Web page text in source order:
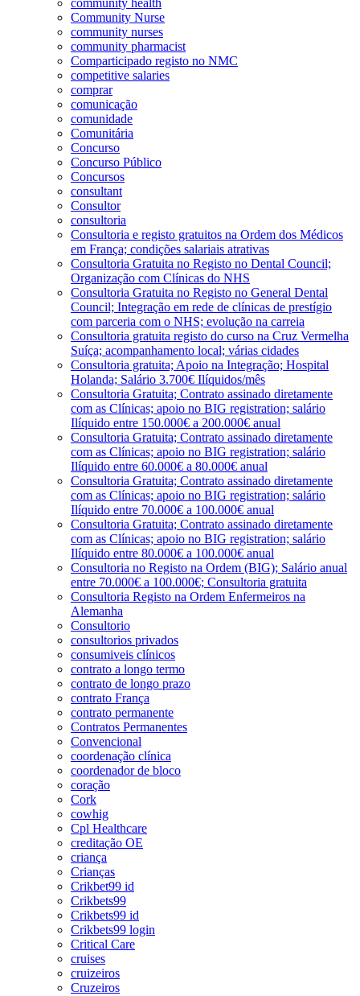
Community Nurse
community nurses
community pharmacist
Comparticipado registo no NMC
competitive salaries
comprar
comunicação
comunidade
Comunitária
Concurso
Concurso Público
Concursos
consultant
Consultor
consultoria
Consultoria e registo gratuitos na Ordem dos Médicos
em França; condições salariais atrativas
Consultoria Gratuita no Registo no Dental Council;
Organização com Clínicas do NHS
Consultoria Gratuita no Registo no General Dental
Council; Integração em rede de clínicas de prestígio
com parceria com o NHS; evolução na carreia
Consultoria gratuita registo do curso na Cruz Vermelha
Suíça; acompanhamento local; várias cidades
Consultoria gratuita; Apoio na Integração; Hospital
Holanda; Salário 3.700€ Ilíquidos/mês
Consultoria Gratuita; Contrato assinado diretamente
com as Clínicas; apoio no BIG registration; salário
Ilíquido entre 150.000€ a 200.000€ anual
Consultoria Gratuita; Contrato assinado diretamente
com as Clínicas; apoio no BIG registration; salário
Ilíquido entre 60.000€ a 80.000€ anual
Consultoria Gratuita; Contrato assinado diretamente
com as Clínicas; apoio no BIG registration; salário
Ilíquido entre 70.000€ a 100.000€ anual
Consultoria Gratuita; Contrato assinado diretamente
com as Clínicas; apoio no BIG registration; salário
Ilíquido entre 80.000€ a 100.000€ anual
Consultoria no Registo na Ordem (BIG); Salário anual
entre 70.000€ a 100.000€; Consultoria gratuita
Consultoria Registo na Ordem Enfermeiros na
Alemanha
Consultorio
consultorios privados
consumiveis clínicos
contrato a longo termo
contrato de longo prazo
contrato França
contrato permanente
Contratos Permanentes
Convencional
coordenação clínica
coordenador de bloco
coração
Cork
cowhig
Cpl Healthcare
creditação OE
criança
Crianças
Crikbet99 id
Crikbets99
Crikbets99 id
Crikbets99 login
Critical Care
cruises
cruizeiros
Cruzeiros